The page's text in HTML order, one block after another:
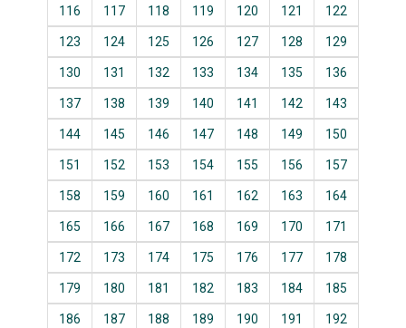
116 117 118 119 120 121 122
123 124 125 126 127 128 129
130 131 132 133 134 135 136
137 138 139 140 141 142 143
144 145 146 147 148 149 150
151 152 153 154 155 156 157
158 159 160 161 162 163 164
165 166 167 168 169 170 171
172 173 174 175 176 177 178
179 180 181 182 183 184 185
186 187 188 189 190 191 192